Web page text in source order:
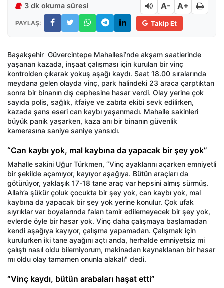
3 dk okuma süresi A- A+
PAYLAŞ: Takip Et
Başakşehir Güvercintepe Mahallesi’nde akşam saatlerinde
yaşanan kazada, inşaat çalışması için kurulan bir vinç
kontrolden çıkarak yokuş aşağı kaydı. Saat 18.00 sıralarında
meydana gelen olayda vinç, park halindeki 23 araca çarptıktan
sonra bir binanın dış cephesine hasar verdi. Olay yerine çok
sayıda polis, sağlık, itfaiye ve zabıta ekibi sevk edilirken,
kazada şans eseri can kaybı yaşanmadı. Mahalle sakinleri
büyük panik yaşarken, kaza anı bir binanın güvenlik
kamerasına saniye saniye yansıdı.
“Can kaybı yok, mal kaybına da yapacak bir şey yok”
Mahalle sakini Uğur Türkmen, “Vinç ayaklarını açarken emniyetli
bir şekilde açamıyor, kayıyor aşağıya. Bütün araçları da
götürüyor, yaklaşık 17-18 tane araç var hepsini almış sürmüş.
Allah’a şükür çoluk çocukta bir şey yok, can kaybı yok, mal
kaybına da yapacak bir şey yok yerine konulur. Çok ufak
sıyrıklar var boyalarında falan tamir edilemeyecek bir şey yok,
evlerde öyle bir hasar yok. Vinç daha çalışmaya başlamadan
kendi aşağıya kayıyor, çalışma yapamadan. Çalışmak için
kurulurken iki tane ayağını açtı anda, herhalde emniyetsiz mi
çalıştı nasıl oldu bilemiyorum, makinadan kaynaklanan bir hasar
mı oldu olay tamamen onunla alakalı" dedi.
“Vinç kaydı, bütün arabaları haşat etti”